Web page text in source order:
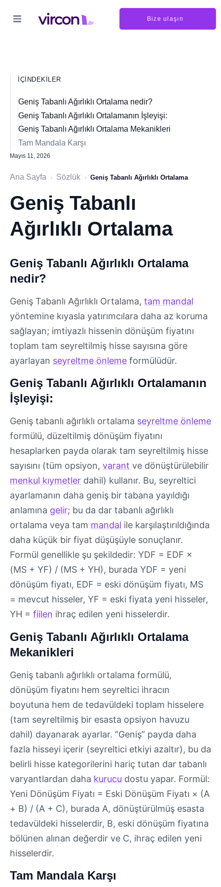
Bize ulaşın
İÇINDEKILER
Geniş Tabanlı Ağırlıklı Ortalama nedir?
Geniş Tabanlı Ağırlıklı Ortalamanın İşleyişi:
Geniş Tabanlı Ağırlıklı Ortalama Mekanikleri
Tam Mandala Karşı
Mayıs 11, 2026
Ana Sayfa › Sözlük › Geniş Tabanlı Ağırlıklı Ortalama
Geniş Tabanlı
Ağırlıklı Ortalama
Geniş Tabanlı Ağırlıklı Ortalama
nedir?
Geniş Tabanlı Ağırlıklı Ortalama, tam mandal
yöntemine kıyasla yatırımcılara daha az koruma
sağlayan; imtiyazlı hissenin dönüşüm fiyatını
toplam tam seyreltilmiş hisse sayısına göre
ayarlayan seyreltme önleme formülüdür.
Geniş Tabanlı Ağırlıklı Ortalamanın
İşleyişi:
Geniş tabanlı ağırlıklı ortalama seyreltme önleme
formülü, düzeltilmiş dönüşüm fiyatını
hesaplarken payda olarak tam seyreltilmiş hisse
sayısını (tüm opsiyon, varant ve dönüştürülebilir
menkul kıymetler dahil) kullanır. Bu, seyreltici
ayarlamanın daha geniş bir tabana yayıldığı
anlamına gelir; bu da dar tabanlı ağırlıklı
ortalama veya tam mandal ile karşılaştırıldığında
daha küçük bir fiyat düşüşüyle sonuçlanır.
Formül genellikle şu şekildedir: YDF = EDF ×
(MS + YF) / (MS + YH), burada YDF = yeni
dönüşüm fiyatı, EDF = eski dönüşüm fiyatı, MS
= mevcut hisseler, YF = eski fiyata yeni hisseler,
YH = fiilen ihraç edilen yeni hisselerdir.
Geniş Tabanlı Ağırlıklı Ortalama
Mekanikleri
Geniş tabanlı ağırlıklı ortalama formülü,
dönüşüm fiyatını hem seyreltici ihracın
boyutuna hem de tedavüldeki toplam hisselere
(tam seyreltilmiş bir esasta opsiyon havuzu
dahil) dayanarak ayarlar. “Geniş” payda daha
fazla hisseyi içerir (seyreltici etkiyi azaltır), bu da
belirli hisse kategorilerini hariç tutan dar tabanlı
varyantlardan daha kurucu dostu yapar. Formül:
Yeni Dönüşüm Fiyatı = Eski Dönüşüm Fiyatı × (A
+ B) / (A + C), burada A, dönüştürülmüş esasta
tedavüldeki hisselerdir, B, eski dönüşüm fiyatına
bölünen alınan değerdir ve C, ihraç edilen yeni
hisselerdir.
Tam Mandala Karşı